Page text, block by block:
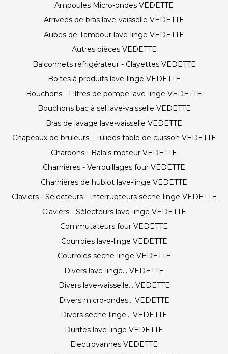
Ampoules Micro-ondes VEDETTE
Arrivées de bras lave-vaisselle VEDETTE
Aubes de Tambour lave-linge VEDETTE
Autres pièces VEDETTE
Balconnets réfrigérateur - Clayettes VEDETTE
Boites à produits lave-linge VEDETTE
Bouchons - Filtres de pompe lave-linge VEDETTE
Bouchons bac à sel lave-vaisselle VEDETTE
Bras de lavage lave-vaisselle VEDETTE
Chapeaux de bruleurs - Tulipes table de cuisson VEDETTE
Charbons - Balais moteur VEDETTE
Charnières - Verrouillages four VEDETTE
Charnières de hublot lave-linge VEDETTE
Claviers - Sélecteurs - Interrupteurs sèche-linge VEDETTE
Claviers - Sélecteurs lave-linge VEDETTE
Commutateurs four VEDETTE
Courroies lave-linge VEDETTE
Courroies sèche-linge VEDETTE
Divers lave-linge... VEDETTE
Divers lave-vaisselle... VEDETTE
Divers micro-ondes... VEDETTE
Divers sèche-linge... VEDETTE
Durites lave-linge VEDETTE
Electrovannes VEDETTE